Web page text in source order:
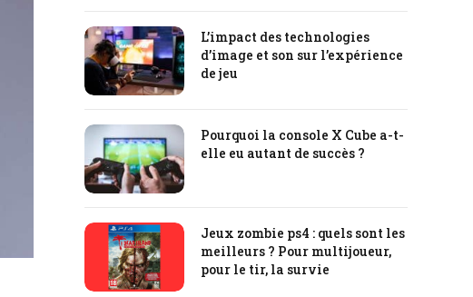
L’impact des technologies
d’image et son sur l’expérience
de jeu
Pourquoi la console X Cube a-t-
elle eu autant de succès ?
Jeux zombie ps4 : quels sont les
meilleurs ? Pour multijoueur,
pour le tir, la survie